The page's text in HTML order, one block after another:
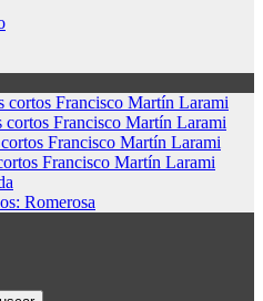
cortos Francisco Martín Larami
cortos Francisco Martín Larami
Francisco Martín Larami
Francisco Martín Larami
Romerosa